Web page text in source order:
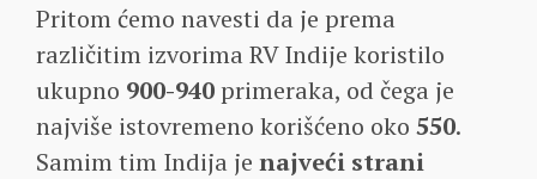
Pritom ćemo navesti da je prema
različitim izvorima RV Indije koristilo
ukupno 900-940 primeraka, od čega je
najviše istovremeno korišćeno oko 550.
Samim tim Indija je najveći strani